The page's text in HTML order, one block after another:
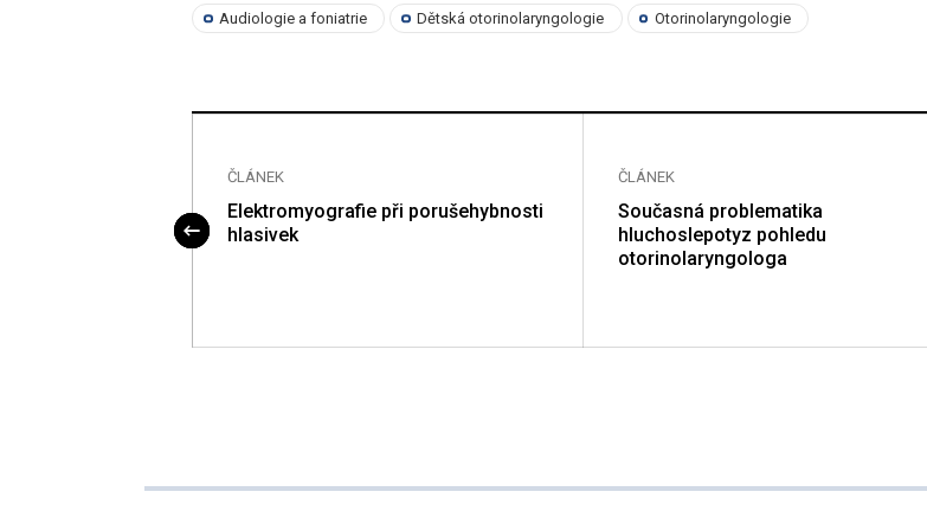
Audiologie a foniatrie Dětská otorinolaryngologie Otorinolaryngologie
ČLÁNEK
Elektromyografie při porušehybnosti
hlasivek
ČLÁNEK
Současná problematika
hluchoslepotyz pohledu
otorinolaryngologa